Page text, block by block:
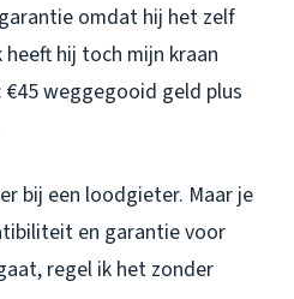
omdat hij het zelf
hij toch mijn kraan
weggegooid geld plus
bij een loodgieter. Maar je
en garantie voor
regel ik het zonder